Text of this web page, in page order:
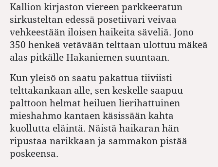
Kallion kirjaston viereen parkkeeratun
sirkusteltan edessä posetiivari veivaa
vehkeestään iloisen haikeita säveliä. Jono
350 henkeä vetävään telttaan ulottuu mäkeä
alas pitkälle Hakaniemen suuntaan.
Kun yleisö on saatu pakattua tiiviisti
telttakankaan alle, sen keskelle saapuu
palttoon helmat heiluen lierihattuinen
mieshahmo kantaen käsissään kahta
kuollutta eläintä. Näistä haikaran hän
ripustaa narikkaan ja sammakon pistää
poskeensa.